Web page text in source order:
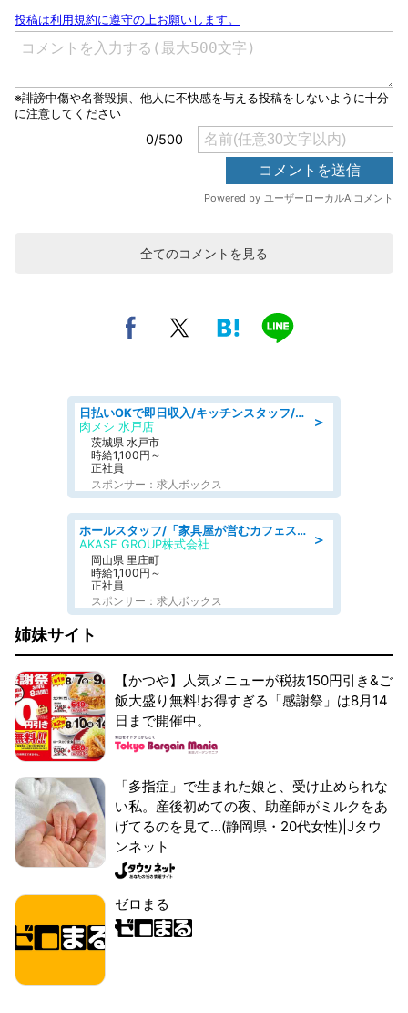
全てのコメントを見る
＞
日払いOKで即日収入/キッチンスタッフ/「原付免許必須」デリバリー業務など、自己成長可能な幅広い仕事に挑戦!髪型自由&ピアス・ネイルOK/茨城県/水戸市
肉メシ 水戸店
茨城県 水戸市
時給1,100円～
正社員
スポンサー：求人ボックス
＞
ホールスタッフ/「家具屋が営むカフェスタッフ!」週2日～OK!嬉しいまかない付き/岡山県/浅口郡里庄町
AKASE GROUP株式会社
岡山県 里庄町
時給1,100円～
正社員
スポンサー：求人ボックス
姉妹サイト
【かつや】人気メニューが税抜150円引き&ご
飯大盛り無料!お得すぎる「感謝祭」は8月14
日まで開催中。
「多指症」で生まれた娘と、受け止められな
い私。産後初めての夜、助産師がミルクをあ
げてるのを見て...(静岡県・20代女性)|Jタウ
ンネット
ゼロまる